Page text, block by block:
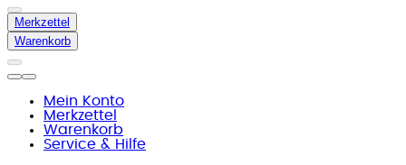
Merkzettel
Warenkorb
Mein Konto
Merkzettel
Warenkorb
Service & Hilfe